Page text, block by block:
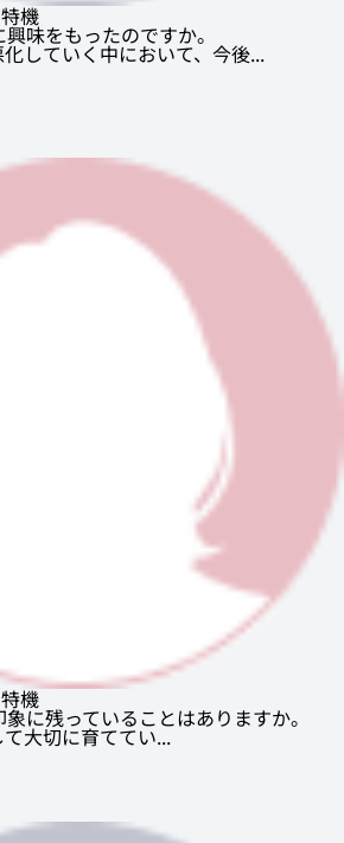
機
味をもったのですか。
していく中において、今後...
機
に残っていることはありますか。
大切に育ててい...